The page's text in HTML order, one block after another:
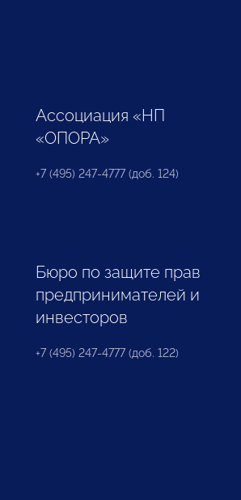
Ассоциация «НП
«ОПОРА»
+7 (495) 247-4777 (доб. 124)
Бюро по защите прав
предпринимателей и
инвесторов
+7 (495) 247-4777 (доб. 122)